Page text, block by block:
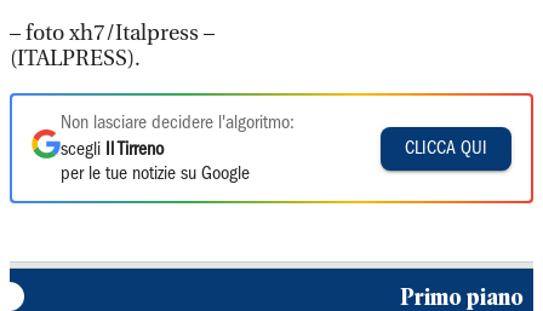
– foto xh7/Italpress –
(ITALPRESS).
Non lasciare decidere l'algoritmo:
scegli
Il Tirreno
per le tue notizie su Google
CLICCA QUI
Primo piano